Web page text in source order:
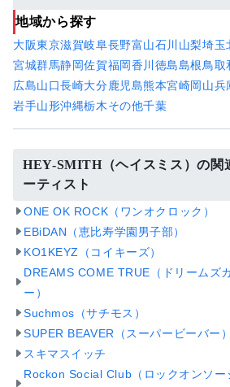
地域から探す
大阪東京滋賀岐阜長野富山石川 山梨埼玉
宮城群馬静岡佐賀福岡香川 徳島島根鳥取
広島山口長崎大分鹿児島熊本宮崎岡山兵
岩手山形沖縄栃木その他千葉
HEY-SMITH（ヘイスミス）の関
ーティスト
ONE OK ROCK（ワンオクロック）
EBiDAN（恵比寿学園男子部）
KO1KEYZ（コイキーズ）
DREAMS COME TRUE（ドリームズ
ー）
Suchmos（サチモス）
SUPER BEAVER（スーパービーバー）
スキマスイッチ
Rockon Social Club（ロックオンソー